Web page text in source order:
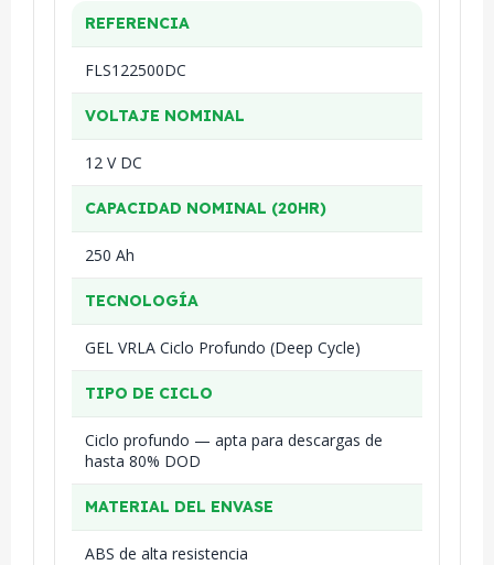
REFERENCIA
FLS122500DC
VOLTAJE NOMINAL
12 V DC
CAPACIDAD NOMINAL (20HR)
250 Ah
TECNOLOGÍA
GEL VRLA Ciclo Profundo (Deep Cycle)
TIPO DE CICLO
Ciclo profundo — apta para descargas de
hasta 80% DOD
MATERIAL DEL ENVASE
ABS de alta resistencia